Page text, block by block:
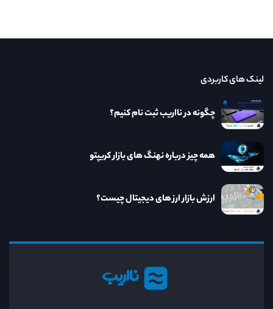
نااریب
لینک های کاربردی
چگونه در نااریب ثبت نام کنیم؟
همه چیز درباره نهنگ های بازار کریپتو
ارزش بازار ارز های دیجیتال چیست؟